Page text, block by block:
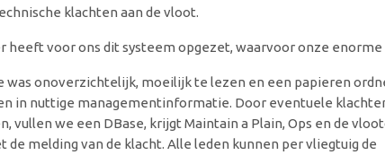
klachten aan de vloot.
heeft voor ons dit systeem opgezet, waarvoor onze enorme
was onoverzichtelijk, moeilijk te lezen en een papieren
in nuttige managementinformatie. Door eventuele
vullen we een DBase, krijgt Maintain a Plain, Ops en de
de melding van de klacht. Alle leden kunnen per vliegtuig de